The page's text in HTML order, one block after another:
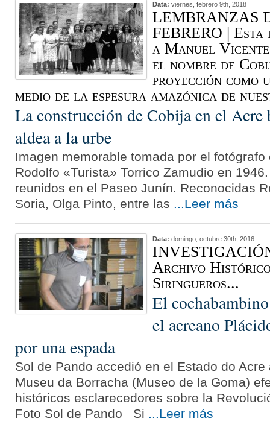
Data: viernes, febrero 9th, 2018
LEMBRANZAS
FEBRERO |
a Manuel
el nombre de
proyección como
medio de la espesura amazónica de
La construcción de Cobija en el
aldea a la urbe
Imagen memorable tomada por el
Rodolfo «Turista» Torrico Zamudio en
reunidos en el Paseo Junín. Reconocidas
Soria, Olga Pinto, entre las ...Leer más
Data: domingo, octubre 30th, 2016
Archivo
Siringueros...
El
el acreano
por una espada
Sol de Pando accedió en el Estado do
Museu da Borracha (Museo de la Goma)
históricos esclarecedores sobre la
Foto Sol de Pando Si ...Leer más